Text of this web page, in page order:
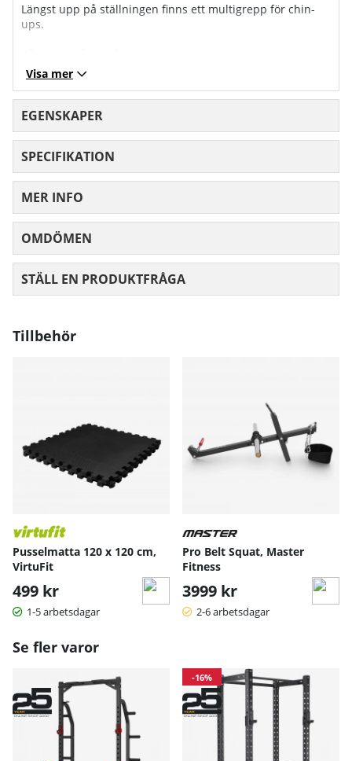
Längst upp på ställningen finns ett multigrepp för chin-
ups.
patenterade magnetlås.
Det finns 8 st olika hållare för 50 mm viktskivor samt 6 st
hållare för motståndsband.
Visa mer
EGENSKAPER
SPECIFIKATION
MER INFO
OMDÖMEN
STÄLL EN PRODUKTFRÅGA
Tillbehör
Pusselmatta 120 x 120 cm,
VirtuFit
499 kr
1-5 arbetsdagar
Pro Belt Squat, Master
Fitness
3999 kr
2-6 arbetsdagar
Se fler varor
-16%